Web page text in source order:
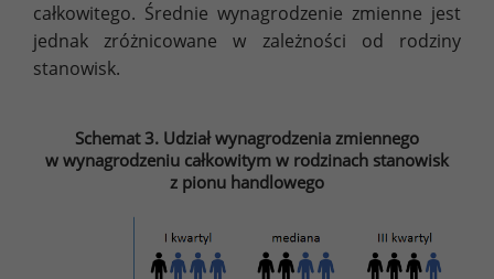
całkowitego. Średnie wynagrodzenie zmienne jest
jednak zróżnicowane w zależności od rodziny
stanowisk.
Schemat 3. Udział wynagrodzenia zmiennego
w wynagrodzeniu całkowitym w rodzinach stanowisk
z pionu handlowego